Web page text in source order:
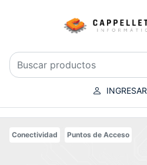
INGRESAR
Conectividad Puntos de Acceso